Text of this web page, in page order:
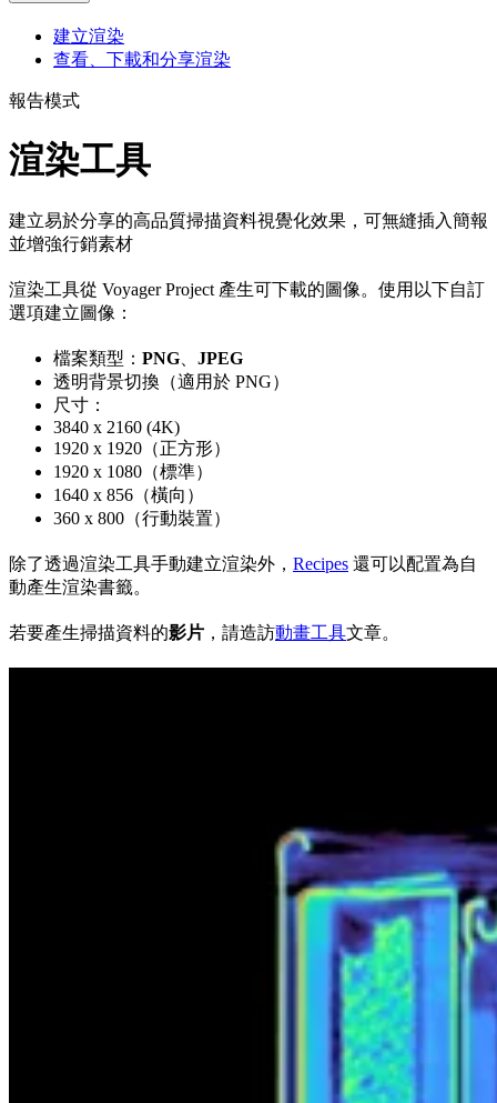
建立渲染
查看、下載和分享渲染
報告模式
渲染工具
建立易於分享的高品質掃描資料視覺化效果，可無縫插入簡報
並增強行銷素材
渲染工具從 Voyager Project 產生可下載的圖像。使用以下自訂
選項建立圖像：
檔案類型： PNG
JPEG
透明背景切換（適用於 PNG）
尺寸：
3840 x 2160 (4K)
1920 x 1920（正方形）
1920 x 1080（標準）
1640 x 856（橫向）
360 x 800（行動裝置）
除了透過渲染工具手動建立渲染外， Recipes 還可以配置為自
動產生渲染書籤。
若要產生掃描資料的影片 ，請造訪動畫工具文章。